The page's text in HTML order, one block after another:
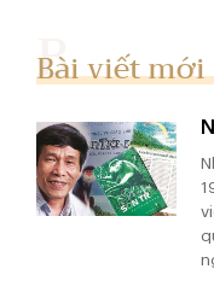
Bài viết